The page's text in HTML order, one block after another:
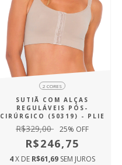
2 CORES
SUTIÃ COM ALÇAS
REGULÁVEIS PÓS-
CIRÚRGICO (50319) - PLIE
R$329,00 25% OFF
R$246,75
4X DE R$61,69 SEM JUROS